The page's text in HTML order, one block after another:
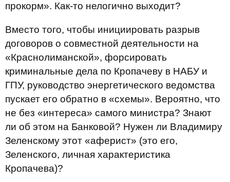
прокорм». Как-то нелогично выходит?
Вместо того, чтобы инициировать разрыв
договоров о совместной деятельности на
«Краснолиманской», форсировать
криминальные дела по Кропачеву в НАБУ и
ГПУ, руководство энергетического ведомства
пускает его обратно в «схемы». Вероятно, что
не без «интереса» самого министра? Знают
ли об этом на Банковой? Нужен ли Владимиру
Зеленскому этот «аферист» (это его,
Зеленского, личная характеристика
Кропачева)?